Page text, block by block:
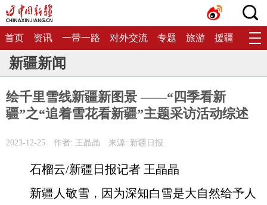
首页 资讯 一带一路 对外交流 专题 旅游 援疆 生态
新疆新闻
绘千里雪线新疆新图景 ——“四季看新
疆”之“追着雪花看新疆”主题采访活动综述
2023-12-25 作者: 王晶晶 来源: 新疆日报
石榴云/新疆日报记者 王晶晶
新疆人敬雪，因为深知白雪是大自然给予人